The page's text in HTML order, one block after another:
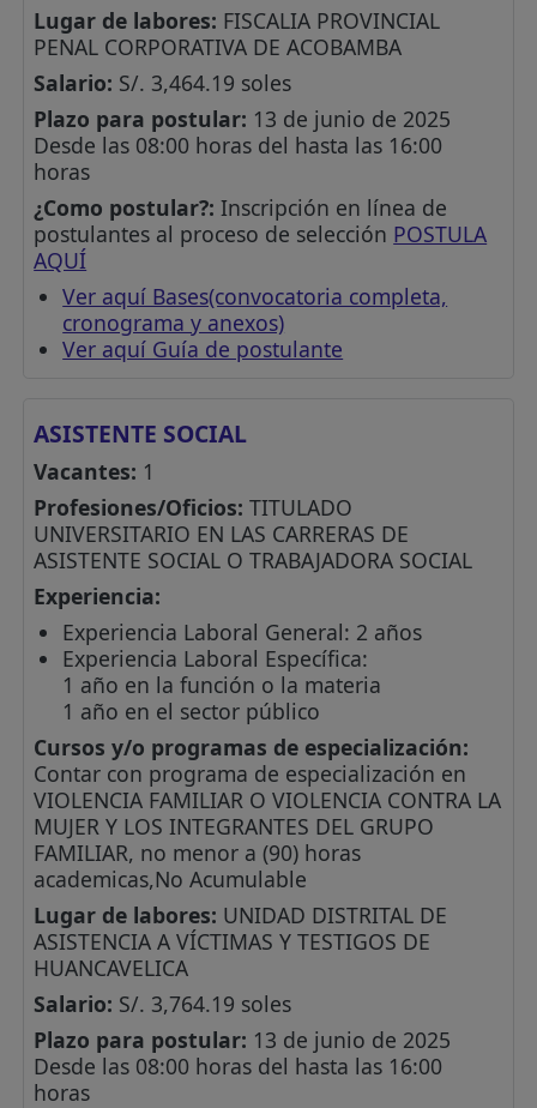
Lugar de labores: FISCALIA PROVINCIAL
PENAL CORPORATIVA DE ACOBAMBA
Salario: S/. 3,464.19 soles
Plazo para postular: 13 de junio de 2025
Desde las 08:00 horas del hasta las 16:00
horas
¿Como postular?: Inscripción en línea de
postulantes al proceso de selección POSTULA
AQUÍ
Ver aquí Bases(convocatoria completa,
cronograma y anexos)
Ver aquí Guía de postulante
ASISTENTE SOCIAL
Vacantes: 1
Profesiones/Oficios: TITULADO
UNIVERSITARIO EN LAS CARRERAS DE
ASISTENTE SOCIAL O TRABAJADORA SOCIAL
Experiencia:
Experiencia Laboral General: 2 años
Experiencia Laboral Específica:
1 año en la función o la materia
1 año en el sector público
Cursos y/o programas de especialización:
Contar con programa de especialización en
VIOLENCIA FAMILIAR O VIOLENCIA CONTRA LA
MUJER Y LOS INTEGRANTES DEL GRUPO
FAMILIAR, no menor a (90) horas
academicas,No Acumulable
Lugar de labores: UNIDAD DISTRITAL DE
ASISTENCIA A VÍCTIMAS Y TESTIGOS DE
HUANCAVELICA
Salario: S/. 3,764.19 soles
Plazo para postular: 13 de junio de 2025
Desde las 08:00 horas del hasta las 16:00
horas